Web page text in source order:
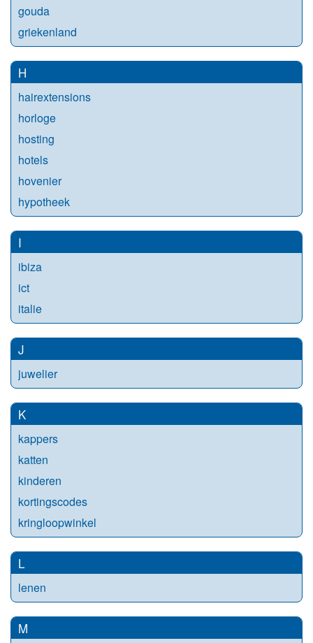
gouda
griekenland
H
hairextensions
horloge
hosting
hotels
hovenier
hypotheek
I
ibiza
ict
italie
J
juwelier
K
kappers
katten
kinderen
kortingscodes
kringloopwinkel
L
lenen
M